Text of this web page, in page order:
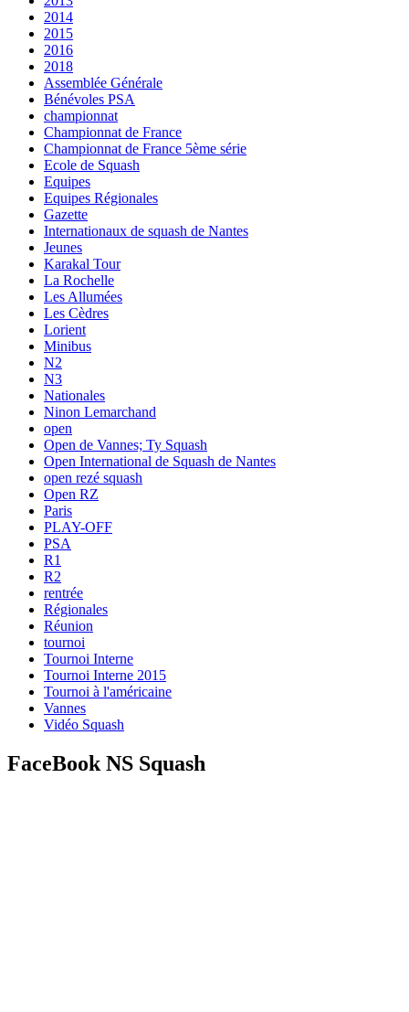
2014
2015
2016
2018
Assemblée Générale
Bénévoles PSA
championnat
Championnat de France
Championnat de France 5ème série
Ecole de Squash
Equipes
Equipes Régionales
Gazette
Internationaux de squash de Nantes
Jeunes
Karakal Tour
La Rochelle
Les Allumées
Les Cèdres
Lorient
Minibus
N2
N3
Nationales
Ninon Lemarchand
open
Open de Vannes; Ty Squash
Open International de Squash de Nantes
open rezé squash
Open RZ
Paris
PLAY-OFF
PSA
R1
R2
rentrée
Régionales
Réunion
tournoi
Tournoi Interne
Tournoi Interne 2015
Tournoi à l'américaine
Vannes
Vidéo Squash
FaceBook NS Squash